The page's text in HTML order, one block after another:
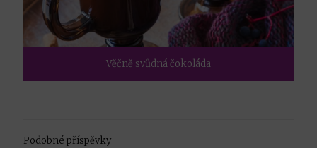
Věčně svůdná čokoláda
Podobné příspěvky